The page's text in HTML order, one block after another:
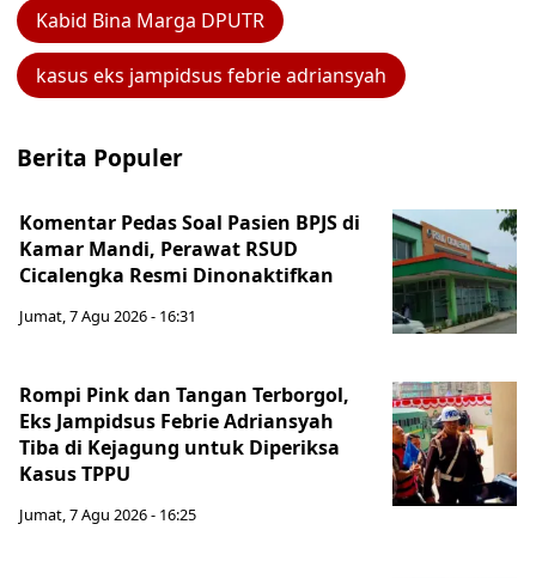
Kabid Bina Marga DPUTR
kasus eks jampidsus febrie adriansyah
Berita Populer
Komentar Pedas Soal Pasien BPJS di
Kamar Mandi, Perawat RSUD
Cicalengka Resmi Dinonaktifkan
Jumat, 7 Agu 2026 - 16:31
Rompi Pink dan Tangan Terborgol,
Eks Jampidsus Febrie Adriansyah
Tiba di Kejagung untuk Diperiksa
Kasus TPPU
Jumat, 7 Agu 2026 - 16:25